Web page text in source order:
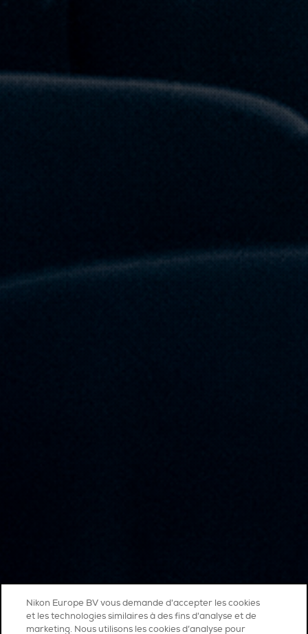
Nikon Europe BV vous demande d'accepter les cookies
et les technologies similaires à des fins d'analyse et de
marketing. Nous utilisons les cookies d’analyse pour